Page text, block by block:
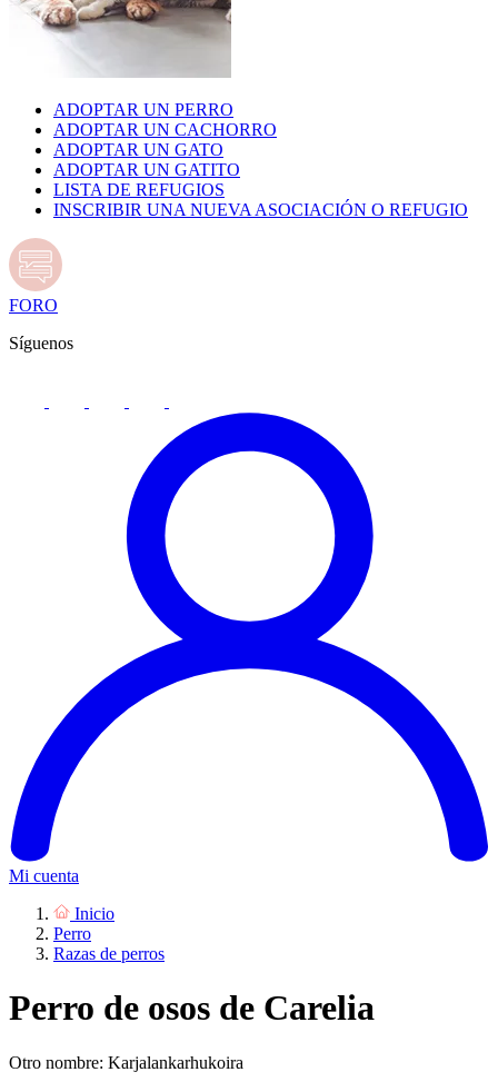
ADOPTAR UN PERRO
ADOPTAR UN CACHORRO
ADOPTAR UN GATO
ADOPTAR UN GATITO
LISTA DE REFUGIOS
INSCRIBIR UNA NUEVA ASOCIACIÓN O REFUGIO
FORO
Síguenos
Mi cuenta
Inicio
Perro
Razas de perros
Perro de osos de Carelia
Otro nombre: Karjalankarhukoira